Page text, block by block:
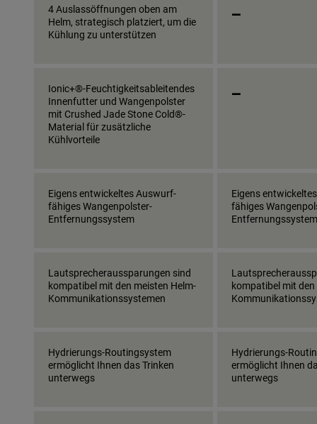
4 Auslassöffnungen oben am
Helm, strategisch platziert, um die
Kühlung zu unterstützen
_
Ionic+®-Feuchtigkeitsableitendes
Innenfutter und Wangenpolster
mit Crushed Jade Stone Cold®-
Material für zusätzliche
Kühlvorteile
_
Eigens entwickeltes Auswurf-
fähiges Wangenpolster-
Entfernungssystem
Eigens
fähiges
Entfernungssystem
Lautsprecheraussparungen sind
kompatibel mit den meisten Helm-
Kommunikationssystemen
kompatibel mit
Hydrierungs-Routingsystem
ermöglicht Ihnen das Trinken
unterwegs
Hydrierungs-
ermöglicht Ihnen
unterwegs